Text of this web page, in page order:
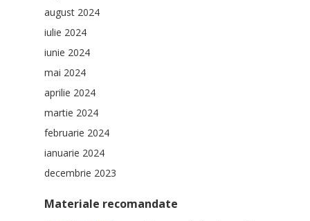
august 2024
iulie 2024
iunie 2024
mai 2024
aprilie 2024
martie 2024
februarie 2024
ianuarie 2024
decembrie 2023
Materiale recomandate